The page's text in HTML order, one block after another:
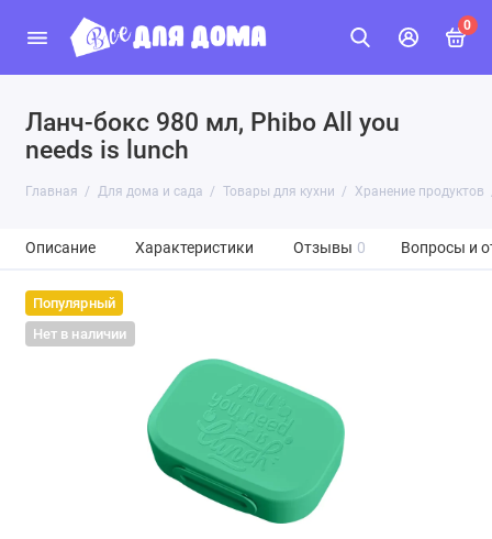
0
Ланч-бокс 980 мл, Phibo All you
needs is lunch
Главная Для дома и сада Товары для кухни Хранение продуктов
Описание Характеристики Отзывы 0 Вопросы и
Популярный
Нет в наличии